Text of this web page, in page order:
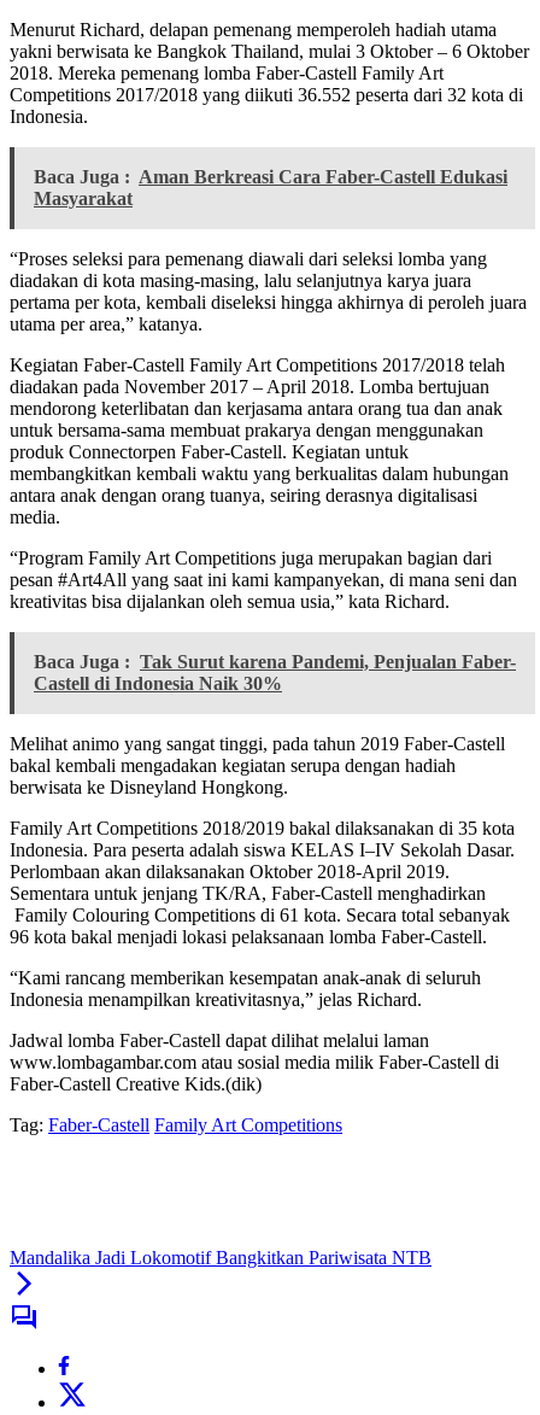
Menurut Richard, delapan pemenang memperoleh hadiah utama
yakni berwisata ke Bangkok Thailand, mulai 3 Oktober – 6 Oktober
2018. Mereka pemenang lomba Faber-Castell Family Art
Competitions 2017/2018 yang diikuti 36.552 peserta dari 32 kota di
Indonesia.
Baca Juga : Aman Berkreasi Cara Faber-Castell Edukasi
Masyarakat
“Proses seleksi para pemenang diawali dari seleksi lomba yang
diadakan di kota masing-masing, lalu selanjutnya karya juara
pertama per kota, kembali diseleksi hingga akhirnya di peroleh juara
utama per area,” katanya.
Kegiatan Faber-Castell Family Art Competitions 2017/2018 telah
diadakan pada November 2017 – April 2018. Lomba bertujuan
mendorong keterlibatan dan kerjasama antara orang tua dan anak
untuk bersama-sama membuat prakarya dengan menggunakan
produk Connectorpen Faber-Castell. Kegiatan untuk
membangkitkan kembali waktu yang berkualitas dalam hubungan
antara anak dengan orang tuanya, seiring derasnya digitalisasi
media.
“Program Family Art Competitions juga merupakan bagian dari
pesan #Art4All yang saat ini kami kampanyekan, di mana seni dan
kreativitas bisa dijalankan oleh semua usia,” kata Richard.
Baca Juga : Tak Surut karena Pandemi, Penjualan Faber-
Castell di Indonesia Naik 30%
Melihat animo yang sangat tinggi, pada tahun 2019 Faber-Castell
bakal kembali mengadakan kegiatan serupa dengan hadiah
berwisata ke Disneyland Hongkong.
Family Art Competitions 2018/2019 bakal dilaksanakan di 35 kota
Indonesia. Para peserta adalah siswa KELAS I–IV Sekolah Dasar.
Perlombaan akan dilaksanakan Oktober 2018-April 2019.
Sementara untuk jenjang TK/RA, Faber-Castell menghadirkan
Family Colouring Competitions di 61 kota. Secara total sebanyak
96 kota bakal menjadi lokasi pelaksanaan lomba Faber-Castell.
“Kami rancang memberikan kesempatan anak-anak di seluruh
Indonesia menampilkan kreativitasnya,” jelas Richard.
Jadwal lomba Faber-Castell dapat dilihat melalui laman
www.lombagambar.com atau sosial media milik Faber-Castell di
Faber-Castell Creative Kids.(dik)
Tag: Faber-Castell Family Art Competitions
Mandalika Jadi Lokomotif Bangkitkan Pariwisata NTB